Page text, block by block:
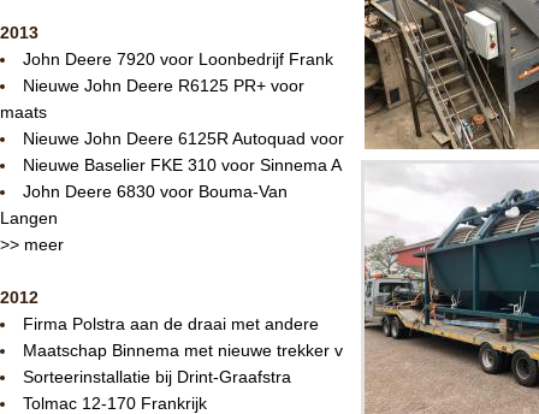
2013
John Deere 7920 voor Loonbedrijf Frank
Nieuwe John Deere R6125 PR+ voor
maats
Nieuwe John Deere 6125R Autoquad voor
Nieuwe Baselier FKE 310 voor Sinnema A
John Deere 6830 voor Bouma-Van
Langen
>> meer
2012
Firma Polstra aan de draai met andere
Maatschap Binnema met nieuwe trekker v
Sorteerinstallatie bij Drint-Graafstra
Tolmac 12-170 Frankrijk